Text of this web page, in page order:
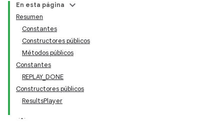
En esta página
Resumen
Constantes
Constructores públicos
Métodos públicos
Constantes
REPLAY_DONE
Constructores públicos
ResultsPlayer